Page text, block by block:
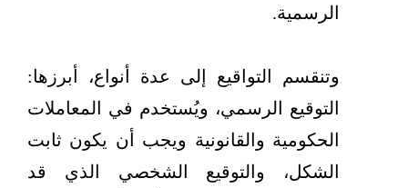
الرسمية.
وتنقسم التواقيع إلى عدة أنواع، أبرزها:
التوقيع الرسمي، ويُستخدم في المعاملات
الحكومية والقانونية ويجب أن يكون ثابت
الشكل، والتوقيع الشخصي الذي قد